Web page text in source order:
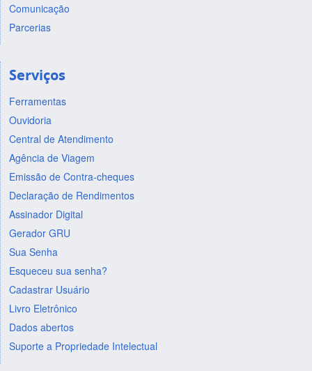
Comunicação
Parcerias
Serviços
Ferramentas
Ouvidoria
Central de Atendimento
Agência de Viagem
Emissão de Contra-cheques
Declaração de Rendimentos
Assinador Digital
Gerador GRU
Sua Senha
Esqueceu sua senha?
Cadastrar Usuário
Livro Eletrônico
Dados abertos
Suporte a Propriedade Intelectual